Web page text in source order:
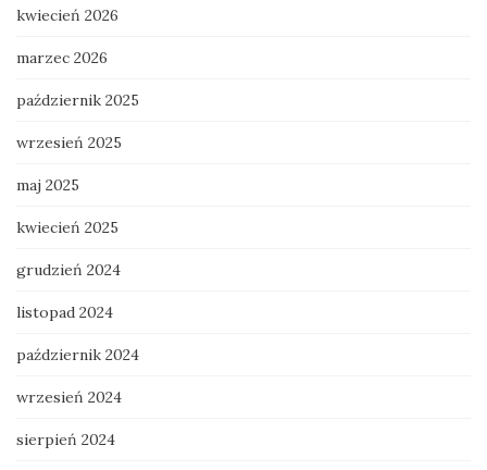
kwiecień 2026
marzec 2026
październik 2025
wrzesień 2025
maj 2025
kwiecień 2025
grudzień 2024
listopad 2024
październik 2024
wrzesień 2024
sierpień 2024